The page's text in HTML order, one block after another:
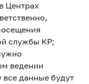
Центрах
службы КР;
ведении
все данные будут